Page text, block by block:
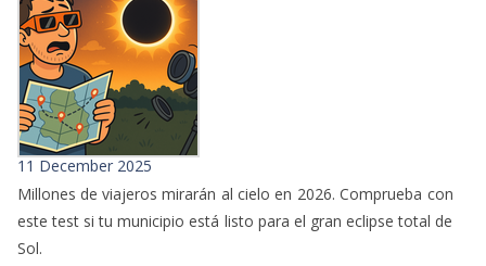
11 December 2025
Millones de viajeros mirarán al cielo en 2026. Comprueba con
este test si tu municipio está listo para el gran eclipse total de
Sol.